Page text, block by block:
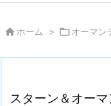
 ホーム > オーマン
スターン＆オー